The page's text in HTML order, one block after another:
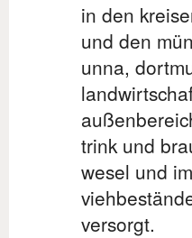
in den
und den
unna,
trink und
wesel und
versorgt.